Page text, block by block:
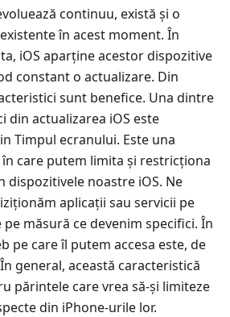
continuu, există și o
în acest moment. În
iOS aparține acestor dispozitive
constant o actualizare. Din
sunt benefice. Una dintre
din actualizarea iOS este
Timpul ecranului. Este una
care putem limita și restricționa
dispozitivele noastre iOS. Ne
aplicații sau servicii pe
pe măsură ce devenim specifici. În
pe care îl putem accesa este, de
general, această caracteristică
părintele care vrea să-și limiteze
din iPhone-urile lor.